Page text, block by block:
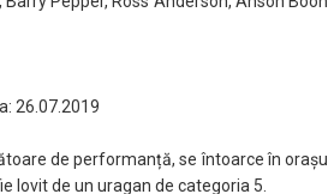
26.07.2019
de performanță, se întoarce în
lovit de un uragan de categoria 5.